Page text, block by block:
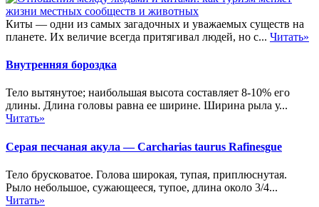
Киты — одни из самых загадочных и уважаемых существ на
планете. Их величие всегда притягивал людей, но с... Читать»
Внутренняя бороздка
Тело вытянутое; наибольшая высота составляет 8-10% его
длины. Длина головы равна ее ширине. Ширина рыла у...
Читать»
Серая песчаная акула — Carcharias taurus Rafinesgue
Тело брусковатое. Голова широкая, тупая, приплюснутая.
Рыло небольшое, сужающееся, тупое, длина около 3/4...
Читать»